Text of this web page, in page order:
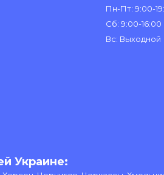
Пн-Пт: 9:00-
Сб: 9:00-16:00
Вс: Выходной
Украине: